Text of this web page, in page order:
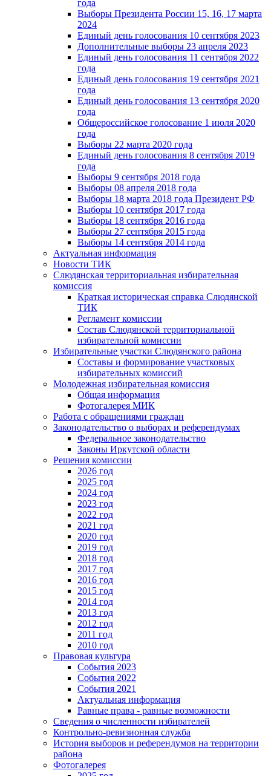
года
Выборы Президента России 15, 16, 17 марта
2024
Единый день голосования 10 сентября 2023
Дополнительные выборы 23 апреля 2023
Единый день голосования 11 сентября 2022
года
Единый день голосования 19 сентября 2021
года
Единый день голосования 13 сентября 2020
года
Общероссийское голосование 1 июля 2020
года
Выборы 22 марта 2020 года
Единый день голосования 8 сентября 2019
года
Выборы 9 сентября 2018 года
Выборы 08 апреля 2018 года
Выборы 18 марта 2018 года Президент РФ
Выборы 10 сентября 2017 года
Выборы 18 сентября 2016 года
Выборы 27 сентября 2015 года
Выборы 14 сентября 2014 года
Актуальная информация
Новости ТИК
Слюдянская территориальная избирательная
комиссия
Краткая историческая справка Слюдянской
ТИК
Регламент комиссии
Состав Слюдянской территориальной
избирательной комиссии
Избирательные участки Слюдянского района
Составы и формирование участковых
избирательных комиссий
Молодежная избирательная комиссия
Общая информация
Фотогалерея МИК
Работа с обращениями граждан
Законодательство о выборах и референдумах
Федеральное законодательство
Законы Иркутской области
Решения комиссии
2026 год
2025 год
2024 год
2023 год
2022 год
2021 год
2020 год
2019 год
2018 год
2017 год
2016 год
2015 год
2014 год
2013 год
2012 год
2011 год
2010 год
Правовая культура
События 2023
События 2022
События 2021
Актуальная информация
Равные права - равные возможности
Сведения о численности избирателей
Контрольно-ревизионная служба
История выборов и референдумов на территории
района
Фотогалерея